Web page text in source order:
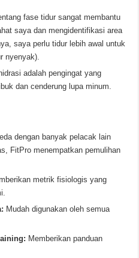
fase tidur sangat membantu
saya dan mengidentifikasi area
saya perlu tidur lebih awal untuk
nyenyak).
adalah pengingat yang
dan cenderung lupa minum.
dengan banyak pelacak lain
FitPro menempatkan pemulihan
metrik fisiologis yang
Mudah digunakan oleh semua
Memberikan panduan